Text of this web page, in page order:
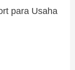
para Usaha